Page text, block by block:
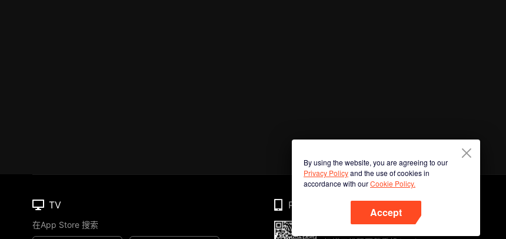
By using the website, you are agreeing to our
Privacy Policyand the use of cookies in
accordance with ourCookie Policy.
Accept
TV
在App Store 搜索
Phone